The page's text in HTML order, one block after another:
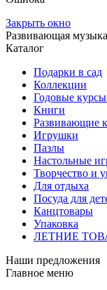
Закрыть окно
Развивающая
Каталог
Подарки в сад
Коллекции
Годовые курсы
Книги
Развивающие
Игрушки
Пазлы
Настольные
Творчество и
Для отдыха
Посуда для
Канцтовары
Упаковка
ЛЕТНИЕ
Наши предложения
Главное меню